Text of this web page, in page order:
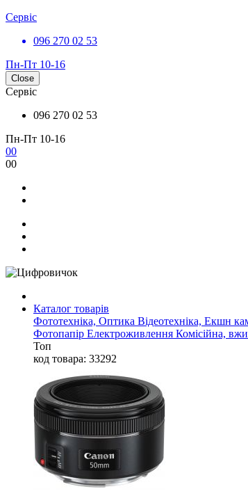
Сервіс
096 270 02 53
Пн-Пт 10-16
Close
Сервіс
096 270 02 53
Пн-Пт 10-16
00
00
Каталог товарів
Фототехніка, Оптика Відеотехніка, Екшн
Фотопапір Електроживлення Комісійна,
Топ
код товара: 33292